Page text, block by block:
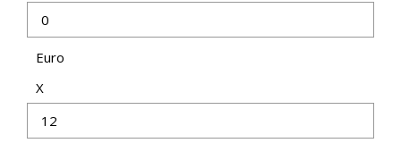
Euro
X